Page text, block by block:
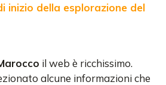
inizio della esplorazione del
il web è ricchissimo.
alcune informazioni che